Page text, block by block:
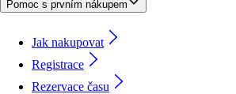
Pomoc s prvním nákupem
Jak nakupovat
Registrace
Rezervace času